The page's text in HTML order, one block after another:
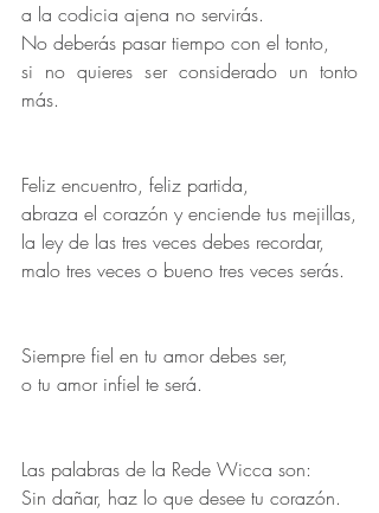
a la codicia ajena no servirás.
No deberás pasar tiempo con el tonto,
si no quieres ser considerado un tonto
más.
Feliz encuentro, feliz partida,
la ley de las tres veces debes recordar,
malo tres veces o bueno tres veces serás.
Siempre fiel en tu amor debes ser,
o tu amor infiel te será.
Las palabras de la Rede Wicca son:
Sin dañar, haz lo que desee tu corazón.